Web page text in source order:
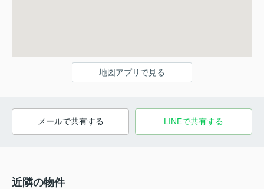
地図アプリで見る
メールで共有する LINEで共有する
近隣の物件